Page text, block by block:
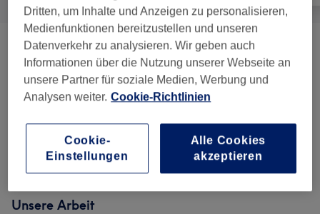
Maniküre & Pediküre (7) ab 0,50 €
Nagelmodellage (3 ) ab 12 €
Wimpernverlängerungen ) ab 12 €
Augenbrauen & Wimpernbehandlungen (5) ab 7 €
Unsere Arbeit
Dritten, um Inhalte und Anzeigen zu personalisieren,
Medienfunktionen bereitzustellen und unseren
Datenverkehr zu analysieren. Wir geben auch
Informationen über die Nutzung unserer Webseite an
unsere Partner für soziale Medien, Werbung und
Analysen weiter. Cookie-Richtlinien
Cookie-
Einstellungen
Alle Cookies
akzeptieren